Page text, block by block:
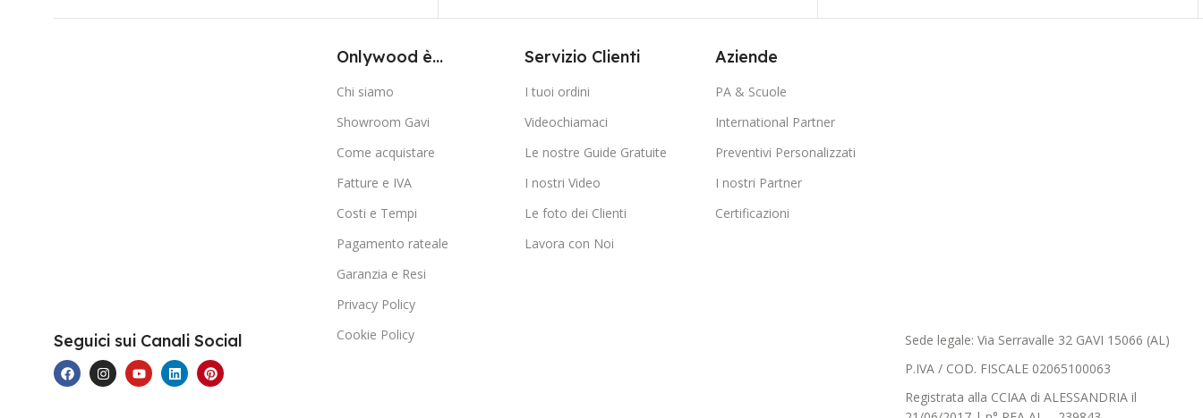
Seguici sui Canali Social
Onlywood è...
Chi siamo
Showroom Gavi
Come acquistare
Fatture e IVA
Costi e Tempi
Pagamento rateale
Garanzia e Resi
Privacy Policy
Cookie Policy
Servizio Clienti
I tuoi ordini
Videochiamaci
Le nostre Guide Gratuite
I nostri Video
Le foto dei Clienti
Lavora con Noi
Aziende
PA & Scuole
International Partner
Preventivi Personalizzati
I nostri Partner
Certificazioni
Sede legale: Via Serravalle 32 GAVI 15066 (AL)
P.IVA / COD. FISCALE 02065100063
Registrata alla CCIAA di ALESSANDRIA il